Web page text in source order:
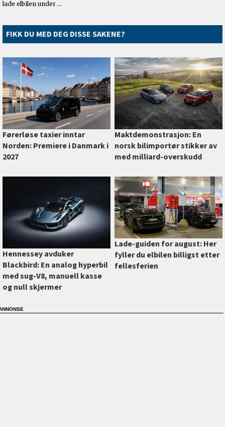
FIKK DU MED DEG DISSE SAKENE?
Førerløse taxier inntar
Norden: Premiere i Danmark i
2027
Maktdemonstrasjon: En
norsk bilimportør stikker av
med milliard-overskudd
Hennessey avduker
Blackbird: En analog hyperbil
med sug-V8, manuell kasse
og null skjermer
Lade-guiden for august: Her
fyller du elbilen billigst etter
fellesferien